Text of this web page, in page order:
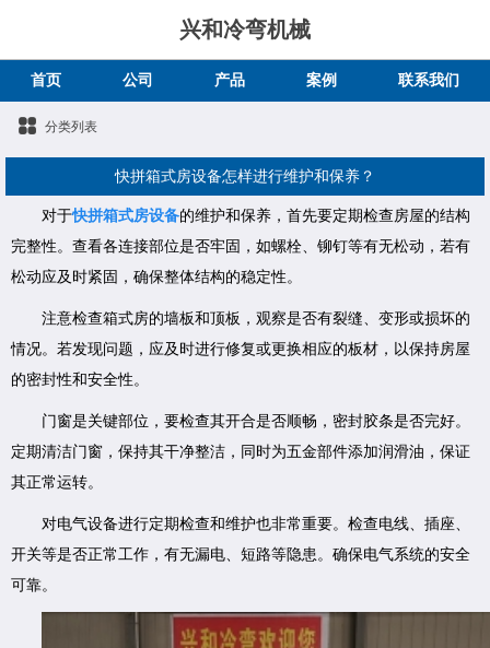
兴和冷弯机械
首页 公司 产品 案例 联系我们
分类列表
快拼箱式房设备怎样进行维护和保养？
对于快拼箱式房设备的维护和保养，首先要定期检查房屋的结构
完整性。查看各连接部位是否牢固，如螺栓、铆钉等有无松动，若有
松动应及时紧固，确保整体结构的稳定性。
注意检查箱式房的墙板和顶板，观察是否有裂缝、变形或损坏的
情况。若发现问题，应及时进行修复或更换相应的板材，以保持房屋
的密封性和安全性。
门窗是关键部位，要检查其开合是否顺畅，密封胶条是否完好。
定期清洁门窗，保持其干净整洁，同时为五金部件添加润滑油，保证
其正常运转。
对电气设备进行定期检查和维护也非常重要。检查电线、插座、
开关等是否正常工作，有无漏电、短路等隐患。确保电气系统的安全
可靠。